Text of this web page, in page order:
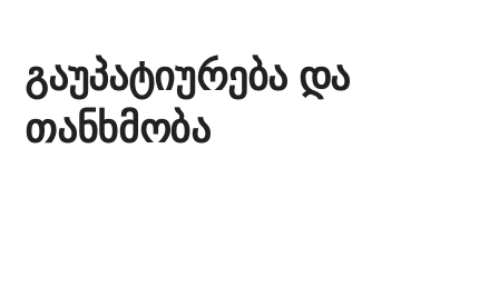
გაუპატიურება და
თანხმობა